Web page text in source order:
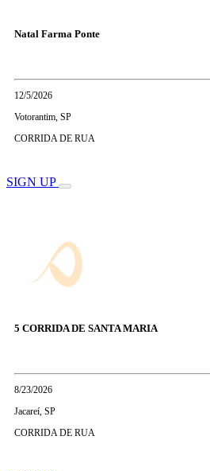
Natal Farma Ponte
12/5/2026
Votorantim, SP
CORRIDA DE RUA
SIGN UP
5 CORRIDA DE SANTA MARIA
8/23/2026
Jacareí, SP
CORRIDA DE RUA